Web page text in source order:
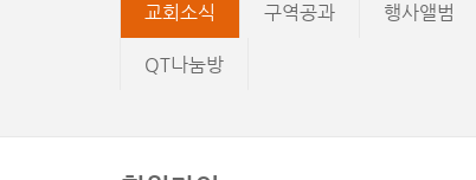
교회소식 구역공과 행사앨범
QT나눔방